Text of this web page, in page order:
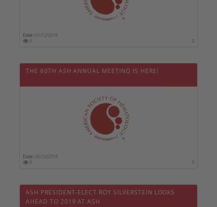
Date :01/12/2018
0
0
THE 60TH ASH ANNUAL MEETING IS HERE!
Date :01/12/2018
0
0
ASH PRESIDENT-ELECT ROY SILVERSTEIN LOOKS
AHEAD TO 2019 AT ASH